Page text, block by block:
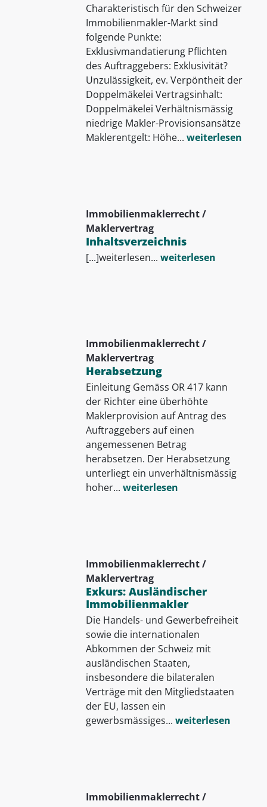
Charakteristisch für den Schweizer
Immobilienmakler-Markt sind
folgende Punkte:
Exklusivmandatierung Pflichten
des Auftraggebers: Exklusivität?
Unzulässigkeit, ev. Verpöntheit der
Doppelmäkelei Vertragsinhalt:
Doppelmäkelei Verhältnismässig
niedrige Makler-Provisionsansätze
Maklerentgelt: Höhe... weiterlesen
Immobilienmaklerrecht /
Maklervertrag
Inhaltsverzeichnis
[...]weiterlesen... weiterlesen
Immobilienmaklerrecht /
Maklervertrag
Herabsetzung
Einleitung Gemäss OR 417 kann
der Richter eine überhöhte
Maklerprovision auf Antrag des
Auftraggebers auf einen
angemessenen Betrag
herabsetzen. Der Herabsetzung
unterliegt ein unverhältnismässig
hoher... weiterlesen
Immobilienmaklerrecht /
Maklervertrag
Exkurs: Ausländischer
Immobilienmakler
Die Handels- und Gewerbefreiheit
sowie die internationalen
Abkommen der Schweiz mit
ausländischen Staaten,
insbesondere die bilateralen
Verträge mit den Mitgliedstaaten
der EU, lassen ein
gewerbsmässiges... weiterlesen
Immobilienmaklerrecht /